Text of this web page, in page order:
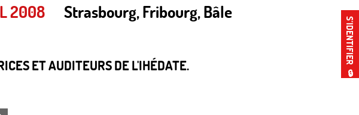
S’IDENTIFIER
🔒
2008 Strasbourg, Fribourg, Bâle
ET AUDITEURS DE L'IHÉDATE.